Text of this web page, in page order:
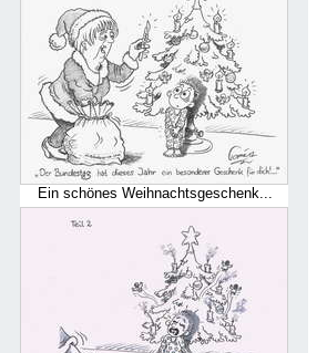
Ein schönes Weihnachtsgeschenk...